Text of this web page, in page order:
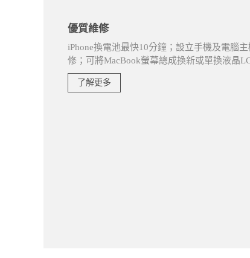
優質維修
iPhone換電池最快10分鐘；設立手機及電腦
修；可將MacBook螢幕總成換新或單換液晶
了解更多